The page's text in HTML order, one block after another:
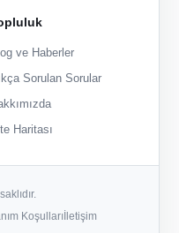
ve Haberler
Sorulan Sorular
Haritası
Koşulları İletişim